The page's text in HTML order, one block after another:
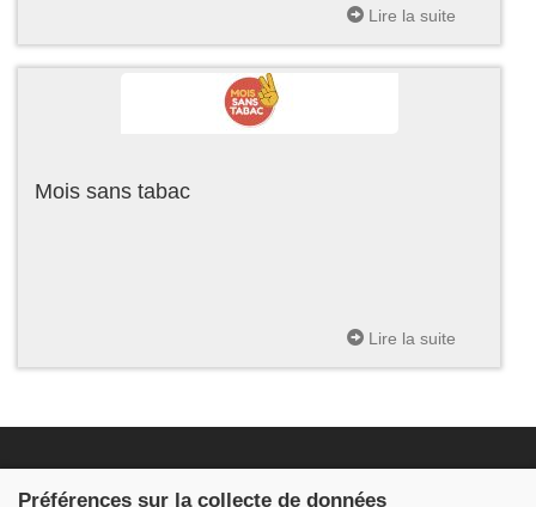
Lire la suite
Mois sans tabac
Lire la suite
Préférences sur la collecte de données